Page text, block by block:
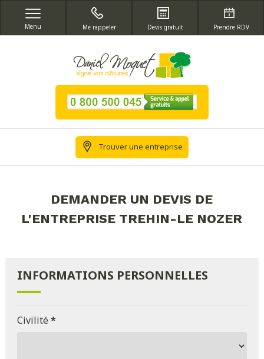
Menu Me rappeler Devis gratuit Prendre RDV
Trouver une entreprise
DEMANDER UN DEVIS DE
L'ENTREPRISE TREHIN-LE NOZER
INFORMATIONS PERSONNELLES
Civilité*